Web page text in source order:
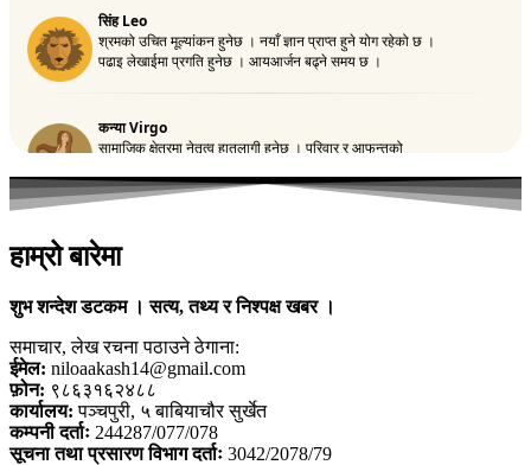
हाम्रो बारेमा
शुभ शन्देश डटकम । सत्य, तथ्य र निश्पक्ष खबर ।
समाचार, लेख रचना पठाउने ठेगाना:
ईमेल: niloaakash14@gmail.com
फ़ोन: ९८६३१६२४८८
कार्यालय: पञ्चपुरी, ५ बाबियाचौर सुर्खेत
कम्पनी दर्ताः 244287/077/078
सूचना तथा प्रसारण विभाग दर्ताः 3042/2078/79